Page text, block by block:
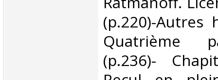
(p.220)-Autres
Quatrième
(p.236)-